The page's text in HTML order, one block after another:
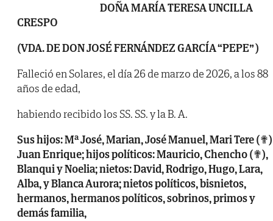
DOÑA MARÍA TERESAUNCILLA
CRESPO
(VDA. DE DON JOSÉ FERNÁNDEZ GARCÍA “PEPE” )
Falleció en Solares, el día 26 de marzo de 2026, a los 88
años de edad,
habiendo recibido los SS. SS. y la B. A.
Sus hijos: Mª José, Marian, José Manuel, Mari Tere
Juan Enrique; hijos políticos: Mauricio,Chencho (✟),
Blanqui y Noelia; nietos: David, Rodrigo, Hugo, Lara,
Alba, y Blanca Aurora;nietos políticos, bisnietos,
hermanos, hermanos políticos, sobrinos, primos y
demás familia,